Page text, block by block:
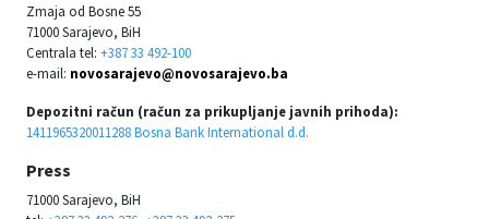
Zmaja od Bosne 55
71000 Sarajevo, BiH
Centrala tel: +387 33 492-100
e-mail: novosarajevo@novosarajevo.ba
Depozitni račun (račun za prikupljanje javnih prihoda):
1411965320011288 Bosna Bank International d.d.
Press
71000 Sarajevo, BiH